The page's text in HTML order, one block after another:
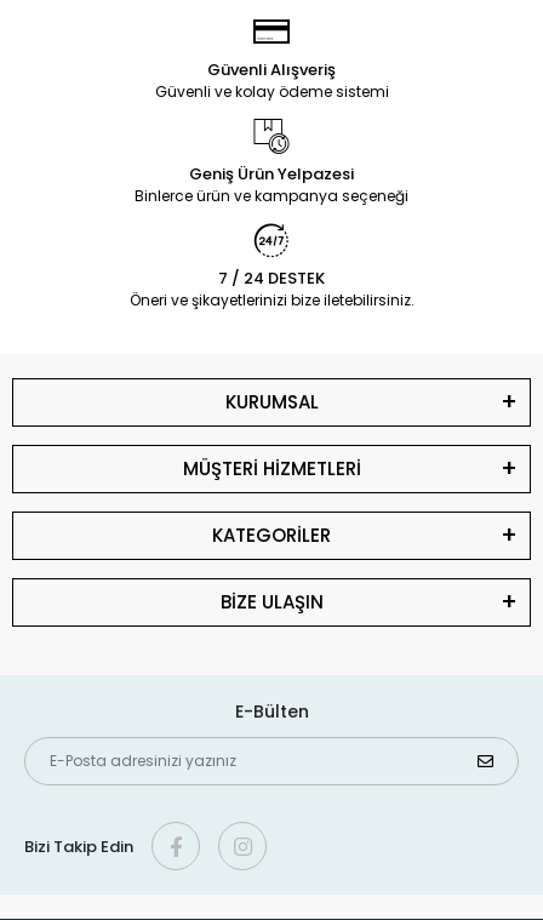
Güvenli Alışveriş
Güvenli ve kolay ödeme sistemi
Geniş Ürün Yelpazesi
Binlerce ürün ve kampanya seçeneği
7 / 24 DESTEK
Öneri ve şikayetlerinizi bize iletebilirsiniz.
KURUMSAL
MÜŞTERİ HİZMETLERİ
KATEGORİLER
BİZE ULAŞIN
E-Bülten
Bizi Takip Edin